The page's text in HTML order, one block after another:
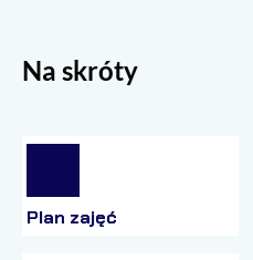
Na skróty
Plan zajęć